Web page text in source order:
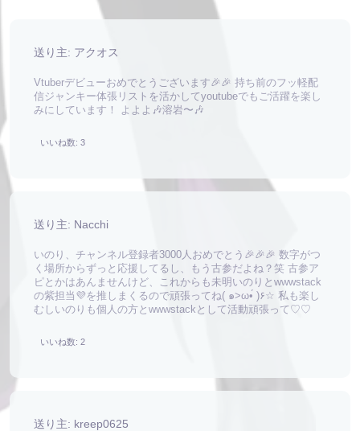
送り主: アクオス
Vtuberデビューおめでとうございます🎉🎉 持ち前のフッ軽配
信ジャンキー体張リストを活かしてyoutubeでもご活躍を楽し
みにしています！ よよよ︎︎🎶溶岩〜🎶
いいね数: 3
送り主: Nacchi
いのり、チャンネル登録者3000人おめでとう🎉🎉🎉 数字がつ
く場所からずっと応援してるし、もう古参だよね？笑 古参ア
ピとかはあんませんけど、これからも未明いのりとwwwstack
の紫担当💜を推しまくるので頑張ってね( ๑>ω•́ )۶☆ 私も楽し
むしいのりも個人の方とwwwstackとして活動頑張って♡♡
いいね数: 2
送り主: kreep0625